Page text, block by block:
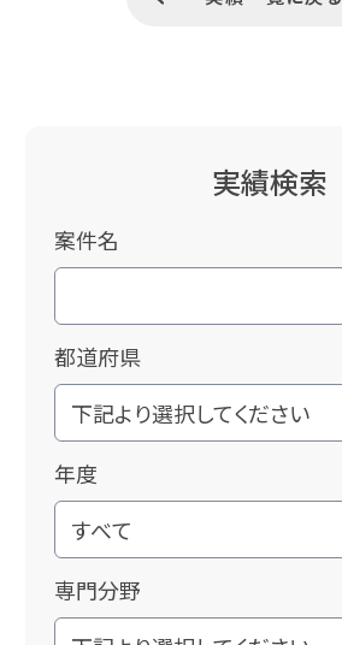
実績検索
案件名
都道府県
年度
専門分野